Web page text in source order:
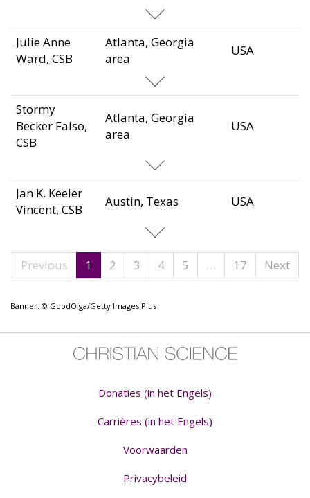
Julie Anne
Ward, CSB
Atlanta, Georgia
area
USA
Stormy
Becker Falso,
CSB
Atlanta, Georgia
area
USA
Jan K. Keeler
Vincent, CSB
Austin, Texas USA
Previous 1 2 3 4 5 … 17 Next
Banner: © GoodOlga/Getty Images Plus
Donaties (in het Engels)
Carrières (in het Engels)
Voorwaarden
Privacybeleid